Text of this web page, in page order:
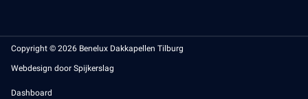
Copyright © 2026 Benelux Dakkapellen Tilburg
Webdesign door Spijkerslag
Dashboard